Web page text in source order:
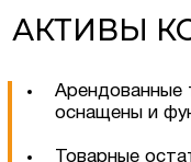
АКТИВЫ
Арендованные
оснащены и
Товарные